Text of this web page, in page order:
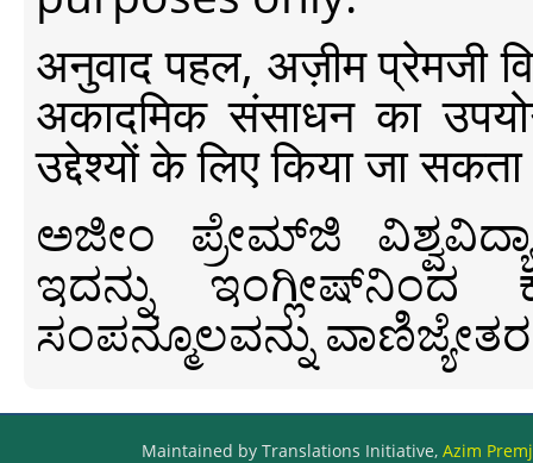
अनुवाद पहल, अज़ीम प्रेमजी
अकादमिक संसाधन का
उद्देश्यों के लिए किया जा
ಅಜೀಂ ಪ್ರೇಮ್‍ಜಿ
ಇದನ್ನು ಇಂಗ್ಲೀಷ್‍ನಿಂದ
ಸಂಪನ್ಮೂಲವನ್ನು
Maintained by Translations Initiative, Azim